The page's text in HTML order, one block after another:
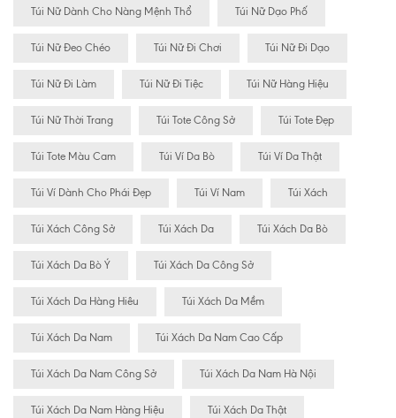
Túi Nữ Dành Cho Nàng Mệnh Thổ Túi Nữ Dạo Phố
Túi Nữ Đeo Chéo Túi Nữ Đi Chơi Túi Nữ Đi Dạo
Túi Nữ Đi Làm Túi Nữ Đi Tiệc Túi Nữ Hàng Hiệu
Túi Nữ Thời Trang Túi Tote Công Sở Túi Tote Đẹp
Túi Tote Màu Cam Túi Ví Da Bò Túi Ví Da Thật
Túi Ví Dành Cho Phái Đẹp Túi Ví Nam Túi Xách
Túi Xách Công Sở Túi Xách Da Túi Xách Da Bò
Túi Xách Da Bò Ý Túi Xách Da Công Sở
Túi Xách Da Hàng Hiêu Túi Xách Da Mềm
Túi Xách Da Nam Túi Xách Da Nam Cao Cấp
Túi Xách Da Nam Công Sở Túi Xách Da Nam Hà Nội
Túi Xách Da Nam Hàng Hiệu Túi Xách Da Thật